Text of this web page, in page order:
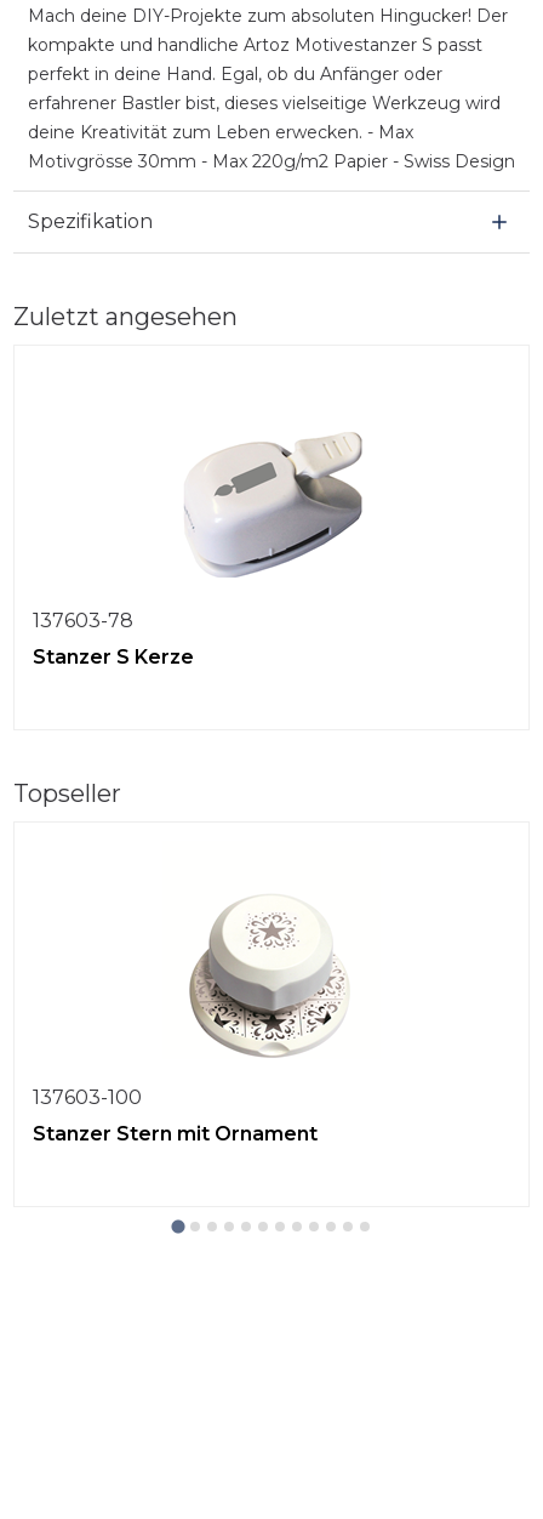
Mach deine DIY-Projekte zum absoluten Hingucker! Der
kompakte und handliche Artoz Motivestanzer S passt
perfekt in deine Hand. Egal, ob du Anfänger oder
erfahrener Bastler bist, dieses vielseitige Werkzeug wird
deine Kreativität zum Leben erwecken. - Max
Motivgrösse 30mm - Max 220g/m2 Papier - Swiss Design
Spezifikation
Zuletzt angesehen
137603-78
Stanzer S Kerze
Topseller
137603-100
Stanzer Stern mit Ornament